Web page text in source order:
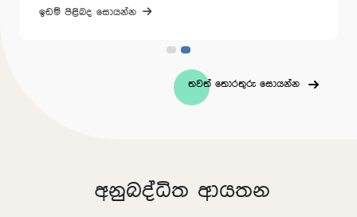
ඉඩම් පිළිබද සොයන්න
තවත් තොරතුරු සොයන්න
අනුබද්ධිත ආයතන